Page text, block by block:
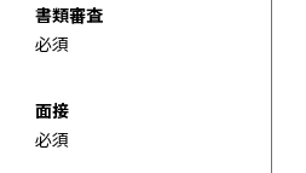
書類審査
必須
面接
必須